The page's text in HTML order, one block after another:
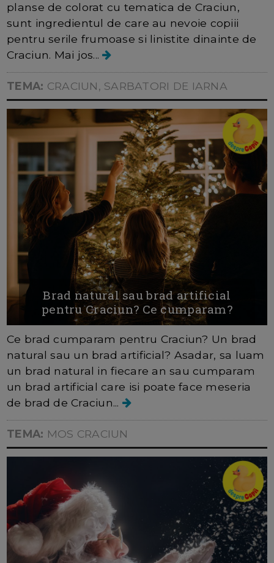
planse de colorat cu tematica de Craciun,
sunt ingredientul de care au nevoie copiii
pentru serile frumoase si linistite dinainte de
Craciun. Mai jos...
TEMA: CRACIUN, SARBATORI DE IARNA
Brad natural sau brad artificial
pentru Craciun? Ce cumparam?
Ce brad cumparam pentru Craciun? Un brad
natural sau un brad artificial? Asadar, sa luam
un brad natural in fiecare an sau cumparam
un brad artificial care isi poate face meseria
de brad de Craciun...
TEMA: MOS CRACIUN